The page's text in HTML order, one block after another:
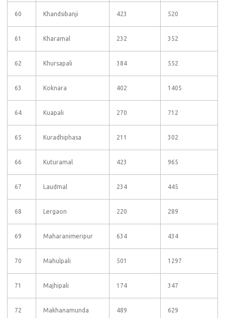
60 Khandsibanji 423 520
61 Kharamal 232 352
62 Khursapali 384 552
63 Koknara 402 1405
64 Kuapali 270 712
65 Kuradhiphasa 211 302
66 Kuturamal 423 965
67 Laudmal 234 445
68 Lergaon 220 289
69 Maharanimeripur 634 434
70 Mahulpali 501 1297
71 Majhipali 174 347
72 Makhanamunda 489 629